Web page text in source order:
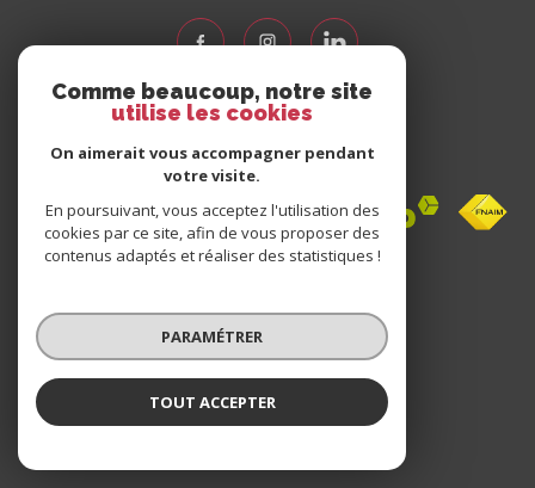
Nous
adhérons
clients
0 avis
Comme beaucoup, notre site
utilise les cookies
On aimerait vous accompagner pendant
votre visite.
En poursuivant, vous acceptez l'utilisation des
cookies par ce site, afin de vous proposer des
contenus adaptés et réaliser des statistiques !
PARAMÉTRER
TOUT ACCEPTER